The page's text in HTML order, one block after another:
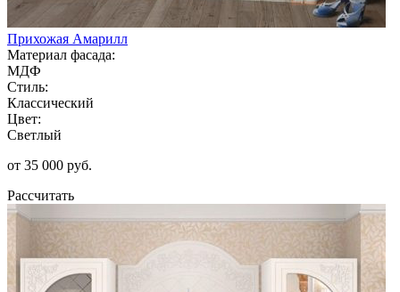
Прихожая Амарилл
Материал фасада:
МДФ
Стиль:
Классический
Цвет:
Светлый
от 35 000 руб.
Рассчитать